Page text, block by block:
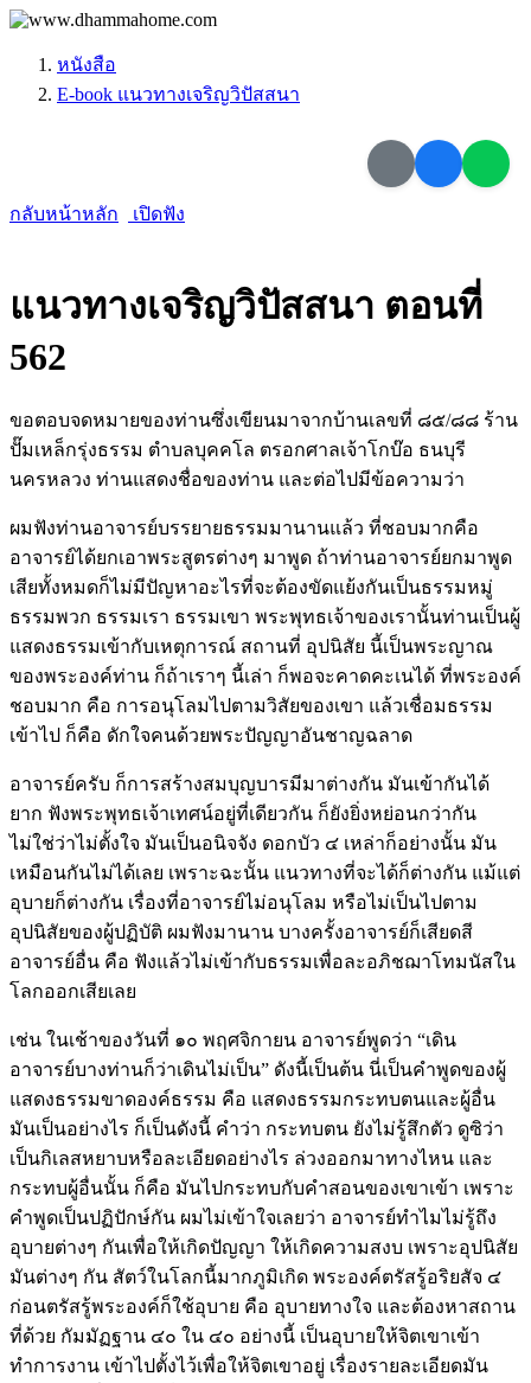
หนังสือ
E-book แนวทางเจริญวิปัสสนา
กลับหน้าหลัก เปิดฟัง
แนวทางเจริญวิปัสสนา ตอนที่
562
ขอตอบจดหมายของท่านซึ่งเขียนมาจากบ้านเลขที่ ๘๕/๘๘ ร้าน
ปั๊มเหล็กรุ่งธรรม ตำบลบุคคโล ตรอกศาลเจ้าโกบ๊อ ธนบุรี
นครหลวง ท่านแสดงชื่อของท่าน และต่อไปมีข้อความว่า
ผมฟังท่านอาจารย์บรรยายธรรมมานานแล้ว ที่ชอบมากคือ
อาจารย์ได้ยกเอาพระสูตรต่างๆ มาพูด ถ้าท่านอาจารย์ยกมาพูด
เสียทั้งหมดก็ไม่มีปัญหาอะไรที่จะต้องขัดแย้งกันเป็นธรรมหมู่
ธรรมพวก ธรรมเรา ธรรมเขา พระพุทธเจ้าของเรานั้นท่านเป็นผู้
แสดงธรรมเข้ากับเหตุการณ์ สถานที่ อุปนิสัย นี้เป็นพระญาณ
ของพระองค์ท่าน ก็ถ้าเราๆ นี้เล่า ก็พอจะคาดคะเนได้ ที่พระองค์
ชอบมาก คือ การอนุโลมไปตามวิสัยของเขา แล้วเชื่อมธรรม
เข้าไป ก็คือ ดักใจคนด้วยพระปัญญาอันชาญฉลาด
อาจารย์ครับ ก็การสร้างสมบุญบารมีมาต่างกัน มันเข้ากันได้
ยาก ฟังพระพุทธเจ้าเทศน์อยู่ที่เดียวกัน ก็ยังยิ่งหย่อนกว่ากัน
ไม่ใช่ว่าไม่ตั้งใจ มันเป็นอนิจจัง ดอกบัว ๔ เหล่าก็อย่างนั้น มัน
เหมือนกันไม่ได้เลย เพราะฉะนั้น แนวทางที่จะได้ก็ต่างกัน แม้แต่
อุบายก็ต่างกัน เรื่องที่อาจารย์ไม่อนุโลม หรือไม่เป็นไปตาม
อุปนิสัยของผู้ปฏิบัติ ผมฟังมานาน บางครั้งอาจารย์ก็เสียดสี
อาจารย์อื่น คือ ฟังแล้วไม่เข้ากับธรรมเพื่อละอภิชฌาโทมนัสใน
โลกออกเสียเลย
เช่น ในเช้าของวันที่ ๑๐ พฤศจิกายน อาจารย์พูดว่า “เดิน
อาจารย์บางท่านก็ว่าเดินไม่เป็น” ดังนี้เป็นต้น นี่เป็นคำพูดของผู้
แสดงธรรมขาดองค์ธรรม คือ แสดงธรรมกระทบตนและผู้อื่น
มันเป็นอย่างไร ก็เป็นดังนี้ คำว่า กระทบตน ยังไม่รู้สึกตัว ดูซิว่า
เป็นกิเลสหยาบหรือละเอียดอย่างไร ล่วงออกมาทางไหน และ
กระทบผู้อื่นนั้น ก็คือ มันไปกระทบกับคำสอนของเขาเข้า เพราะ
คำพูดเป็นปฏิปักษ์กัน ผมไม่เข้าใจเลยว่า อาจารย์ทำไมไม่รู้ถึง
อุบายต่างๆ กันเพื่อให้เกิดปัญญา ให้เกิดความสงบ เพราะอุปนิสัย
มันต่างๆ กัน สัตว์ในโลกนี้มากภูมิเกิด พระองค์ตรัสรู้อริยสัจ ๔
ก่อนตรัสรู้พระองค์ก็ใช้อุบาย คือ อุบายทางใจ และต้องหาสถาน
ที่ด้วย กัมมัฏฐาน ๔๐ ใน ๔๐ อย่างนี้ เป็นอุบายให้จิตเขาเข้า
ทำการงาน เข้าไปตั้งไว้เพื่อให้จิตเขาอยู่ เรื่องรายละเอียดมัน